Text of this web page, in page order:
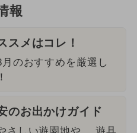
報
スメはコレ！
月のおすすめを厳選し
のお出かけガイド